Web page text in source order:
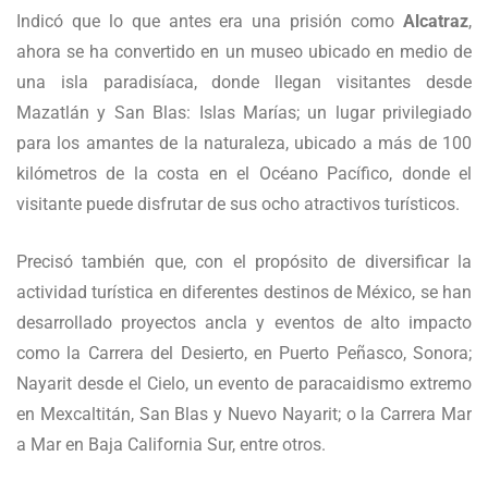
Indicó que lo que antes era una prisión como Alcatraz,
ahora se ha convertido en un museo ubicado en medio de
una isla paradisíaca, donde llegan visitantes desde
Mazatlán y San Blas: Islas Marías; un lugar privilegiado
para los amantes de la naturaleza, ubicado a más de 100
kilómetros de la costa en el Océano Pacífico, donde el
visitante puede disfrutar de sus ocho atractivos turísticos.
Precisó también que, con el propósito de diversificar la
actividad turística en diferentes destinos de México, se han
desarrollado proyectos ancla y eventos de alto impacto
como la Carrera del Desierto, en Puerto Peñasco, Sonora;
Nayarit desde el Cielo, un evento de paracaidismo extremo
en Mexcaltitán, San Blas y Nuevo Nayarit; o la Carrera Mar
a Mar en Baja California Sur, entre otros.